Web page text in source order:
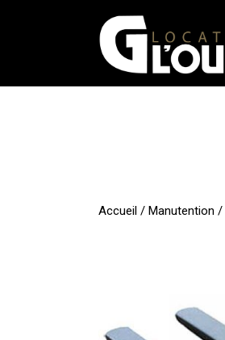
Accueil / Manutention /